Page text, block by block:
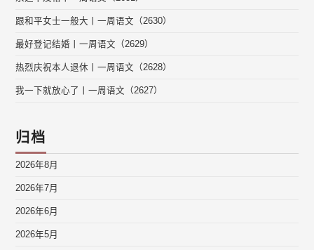
跟和平女士一般大丨一周语文（2630）
最好登记结婚丨一周语文（2629）
热烈庆祝本人退休丨一周语文（2628）
我一下就放心了丨一周语文（2627）
归档
2026年8月
2026年7月
2026年6月
2026年5月